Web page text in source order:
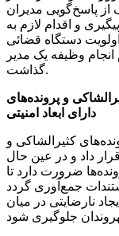
از پاسخ‌گویی مدیران
و اقدام لازم به
دستگاه قضائی
وظیفه یک مدیر
گذاشت.
و پرونده‌های
دارای ابعاد امنیتی
کثیرالشاکی و
قرار داد و در عین حال
ضرورت دارد تا
جمع‌آوری گردد
نارضایتی در میان